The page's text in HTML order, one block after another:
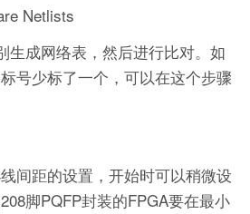
Netlists
生成网络表，然后进行比对。如
号少标了一个，可以在这个步骤
间距的设置，开始时可以稍微设
脚PQFP封装的FPGA要在最小